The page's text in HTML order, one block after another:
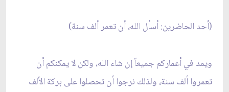
(أحد الحاضرين: أسأل الله، أن تعمر ألف سنة)
ويمد في أعماركم جميعاً إن شاء الله، ولكن لا يمكنكم أن
تعمروا ألف سنة، ولذلك نرجوا أن تحصلوا على بركة الألف